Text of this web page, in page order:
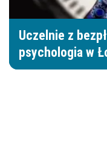
Uczelnie z
psychologia w